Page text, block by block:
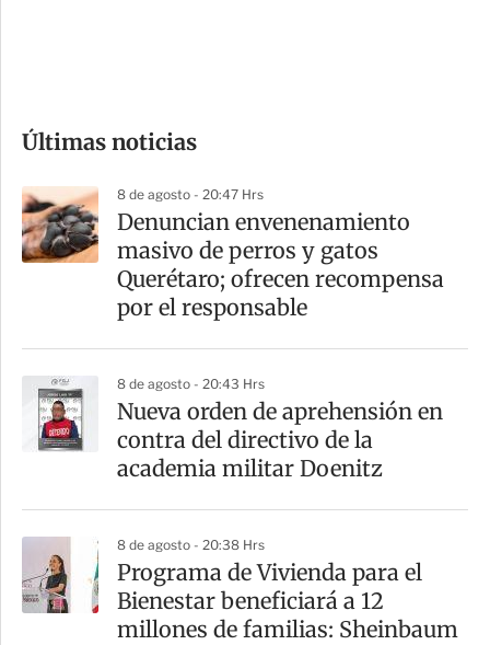
m
a
r
t
Últimas noticias
8 de agosto - 20:47 Hrs
Denuncian envenenamiento
masivo de perros y gatos
Querétaro; ofrecen recompensa
por el responsable
8 de agosto - 20:43 Hrs
Nueva orden de aprehensión en
contra del directivo de la
academia militar Doenitz
8 de agosto - 20:38 Hrs
Programa de Vivienda para el
Bienestar beneficiará a 12
millones de familias: Sheinbaum